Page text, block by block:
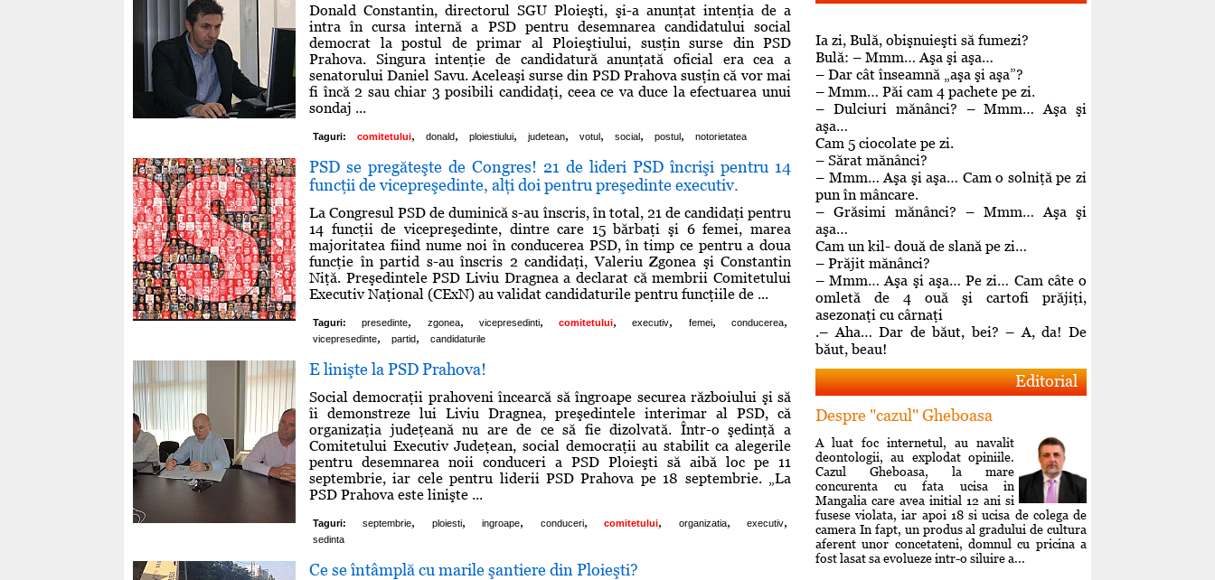
Donald Constantin, directorul SGU Ploieşti, şi-a anunţat intenţia de a
intra în cursa internă a PSD pentru desemnarea candidatului social
democrat la postul de primar al Ploieştiului, susţin surse din PSD
Prahova. Singura intenţie de candidatură anunţată oficial era cea a
senatorului Daniel Savu. Aceleaşi surse din PSD Prahova susţin că vor mai
fi încă 2 sau chiar 3 posibili candidaţi, ceea ce va duce la efectuarea unui
sondaj ...
Taguri: comitetului, donald, ploiestiului, judetean, votul, social, postul, notorietatea
PSD se pregăteşte de Congres! 21 de lideri PSD încrişi pentru 14
funcţii de vicepreşedinte, alţi doi pentru preşedinte executiv.
La Congresul PSD de duminică s-au înscris, în total, 21 de candidaţi pentru
14 funcţii de vicepreşedinte, dintre care 15 bărbaţi şi 6 femei, marea
majoritatea fiind nume noi în conducerea PSD, în timp ce pentru a doua
funcţie în partid s-au înscris 2 candidaţi, Valeriu Zgonea şi Constantin
Niţă. Preşedintele PSD Liviu Dragnea a declarat că membrii Comitetului
Executiv Naţional (CExN) au validat candidaturile pentru funcţiile de ...
Taguri: presedinte, zgonea, vicepresedinti, comitetului, executiv, femei, conducerea,
vicepresedinte, partid, candidaturile
E linişte la PSD Prahova!
Social democraţii prahoveni încearcă să îngroape securea războiului şi să
îi demonstreze lui Liviu Dragnea, preşedintele interimar al PSD, că
organizaţia judeţeană nu are de ce să fie dizolvată. Într-o şedinţă a
Comitetului Executiv Judeţean, social democraţii au stabilit ca alegerile
pentru desemnarea noii conduceri a PSD Ploieşti să aibă loc pe 11
septembrie, iar cele pentru liderii PSD Prahova pe 18 septembrie. „La
PSD Prahova este linişte ...
Taguri: septembrie, ploiesti, ingroape, conduceri, comitetului, organizatia, executiv,
sedinta
Ce se întâmplă cu marile şantiere din Ploieşti?
Ia zi, Bulă, obişnuieşti să fumezi?
Bulă: – Mmm… Aşa şi aşa…
– Dar cât înseamnă „aşa şi aşa”?
– Mmm… Păi cam 4 pachete pe zi.
– Dulciuri mănânci? – Mmm… Aşa şi
aşa…
Cam 5 ciocolate pe zi.
– Sărat mănânci?
– Mmm… Aşa şi aşa… Cam o solniţă pe zi
pun în mâncare.
– Grăsimi mănânci? – Mmm… Aşa şi
aşa…
Cam un kil- două de slană pe zi…
– Prăjit mănânci?
– Mmm… Aşa şi aşa… Pe zi… Cam câte o
omletă de 4 ouă şi cartofi prăjiţi,
asezonaţi cu cârnaţi
.– Aha… Dar de băut, bei? – A, da! De
băut, beau!
Editorial
Despre "cazul" Gheboasa
A luat foc internetul, au navalit
deontologii, au explodat opiniile.
Cazul Gheboasa, la mare
concurenta cu fata ucisa in
Mangalia care avea initial 12 ani si
fusese violata, iar apoi 18 si ucisa de colega de
camera In fapt, un produs al gradului de cultura
aferent unor concetateni, domnul cu pricina a
fost lasat sa evolueze intr-o siluire a...